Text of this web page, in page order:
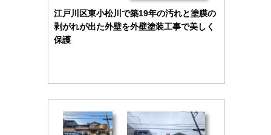
江戸川区東小松川で築19年の汚れと塗膜の
剥がれが出た外壁を外壁塗装工事で美しく
保護